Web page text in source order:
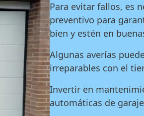
Para evitar fallos, es
preventivo para
bien y estén en
Algunas averías
irreparables con el
Invertir en
automáticas de